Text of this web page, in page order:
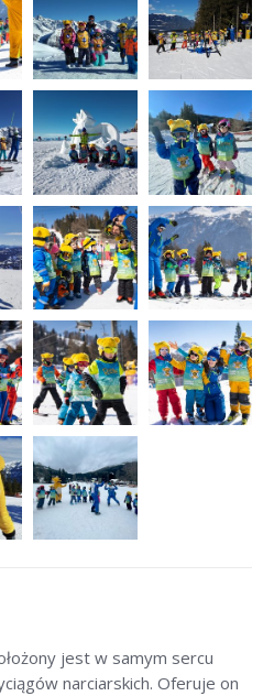
jest w samym sercu
narciarskich. Oferuje on